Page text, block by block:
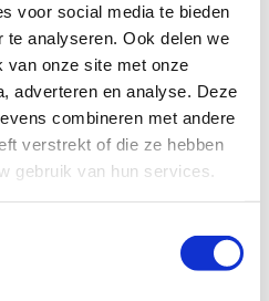
voor social media te bieden
analyseren. Ook delen we
van onze site met onze
adverteren en analyse. Deze
combineren met andere
verstrekt of die ze hebben
gebruik van hun services.
jouw vraag behoort